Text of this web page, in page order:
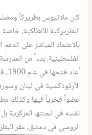
كان ملاتيوس بطريركاً
البطريركية الأنطاكية،
بالاعتماد المباشر على
الفلسطينية. بدءاً من
الأرثوذكسية في لبنان
عضواً فخرياً فيها وكذلك
نفسه في لجنتها المركزية
الروسي في دمشق، مقر